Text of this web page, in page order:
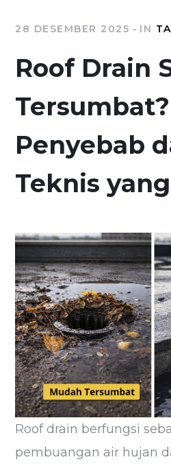
28 DESEMBER 2025 IN
Roof Drain
Penyebab
Teknis
Roof drain berfungsi
pembuangan air hujan